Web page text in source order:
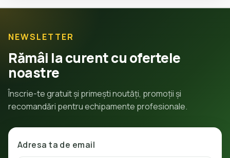
NEWSLETTER
Rămâi la curent cu ofertele
noastre
Înscrie-te gratuit și primești noutăți, promoții și
recomandări pentru echipamente profesionale.
Adresa ta de email